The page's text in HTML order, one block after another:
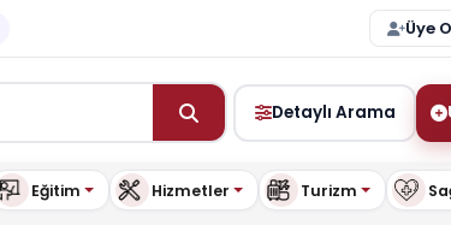
Üye
Detaylı Arama
Eğitim Hizmetler Turizm